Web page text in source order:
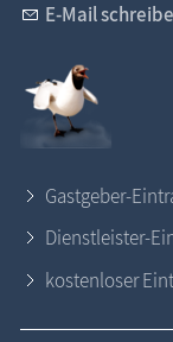
E-Mail
Gastgeber-
Dienstleister-
kostenloser